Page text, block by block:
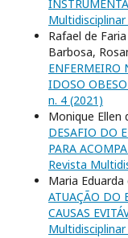
Multidisciplinar
Rafael de
Barbosa,
ENFERMEIRO
IDOSO OBESO
n. 4 (2021)
Monique Ellen
DESAFIO DO
PARA
Revista
Maria
ATUAÇÃO DO
CAUSAS
Multidisciplinar